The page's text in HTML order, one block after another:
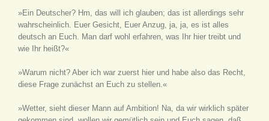
»Ein Deutscher? Hm, das will ich glauben; das ist allerdings sehr
wahrscheinlich. Euer Gesicht, Euer Anzug, ja, ja, es ist alles
deutsch an Euch. Man darf wohl erfahren, was Ihr hier treibt und
wie Ihr heißt?«
»Warum nicht? Aber ich war zuerst hier und habe also das Recht,
diese Frage zunächst an Euch zu stellen.«
»Wetter, sieht dieser Mann auf Ambition! Na, da wir wirklich später